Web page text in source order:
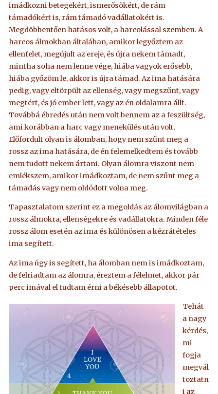
imádkozni betegekért, ismerősökért, de rám
támadókért is, rám támadó vadállatokért is.
Megdöbbentően hatásos volt, a harcolással szemben. A
harcos álmokban általában, amikor legyőztem az
ellenfelet, megújult az ereje, és újra nekem támadt,
mintha soha nem lenne vége, hiába vagyok erősebb,
hiába győzöm le, akkor is újra támad. Az ima hatására
pedig, vagy eltörpült az ellenség, vagy megszűnt, vagy
megtért, és jó ember lett, vagy az én oldalamra állt.
Továbbá ébredés után nem volt bennem az a feszültség,
ami korábban a harc vagy menekülés után volt.
Előfordult olyan is álomban, hogy nem szűnt meg a
rossz az ima hatására, de én felemelkedtem és tovább
nem tudott nekem ártani. Olyan álomra viszont nem
emlékszem, amikor imádkoztam, de nem szűnt meg a
támadás vagy nem oldódott volna meg.
Tapasztalatom szerint ez a megoldás az álomvilágban a
rossz álmokra, ellenségekre és vadállatokra. Minden féle
rossz álom esetén az ima és különösen a kézrátételes
ima segített.
Az ima úgy is segített, ha álomban nem is imádkoztam,
de felriadtam az álomra, éreztem a félelmet, akkor pár
perc imával el tudtam érni a békésebb állapotot.
Tehát
a nagy
kérdés,
mi
fogja
megvál
toztatn
i az